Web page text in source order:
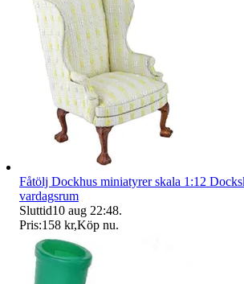
Fåtölj Dockhus miniatyrer skala 1:12
vardagsrum
Sluttid10 aug 22:48.
Pris:158 kr,Köp nu.